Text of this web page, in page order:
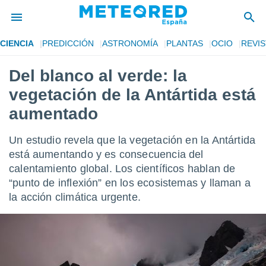
de
por
la
calidad.
a este
las
y
CIENCIA PREDICCIÓN ASTRONOMÍA PLANTAS OCIO
Del blanco al verde: la
vegetación de la Antártida está
aumentado
Un estudio revela que la vegetación en la Antártida
está aumentando y es consecuencia del
calentamiento global. Los científicos hablan de
“punto de inflexión” en los ecosistemas y llaman a
la acción climática urgente.